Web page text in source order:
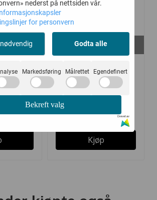
i
140, 150
...
På lager i
VARM BRUN ...
399,- 239,-
Kjøp
nederst på nettsiden vår.
for personvern
Godta alle
Markedsføring Målrettet Egendefinert
Bekreft valg
Drevet av